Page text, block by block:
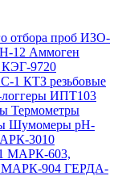
отбора проб ИЗО-
Н-12 Аммоген
9720
1 КТЗ резьбовые
ИПТ103
Термометры
Шумомеры pH-
3010
МАРК-603,
МАРК-904 ГЕРДА-